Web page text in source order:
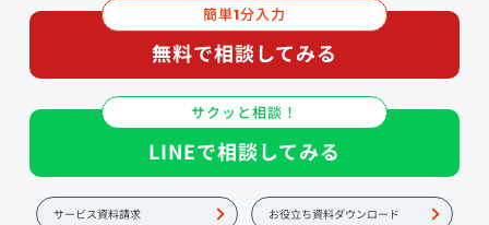
簡単1分入力
無料で相談してみる
サクッと相談！
LINEで相談してみる
サービス資料請求 お役立ち資料ダウンロード